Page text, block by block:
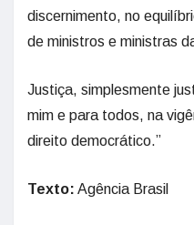
discernimento, no
de ministros e ministras
Justiça, simplesmente
mim e para todos, na
direito democrático.”
Texto: Agência Brasil